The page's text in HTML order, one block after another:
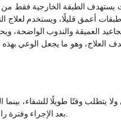
يستهدف الطبقة الخارجية فقط
أعمق قليلًا، ويستخدم لعلاج
العميقة والندوب الواضحة،
العلاج، وهو ما يجعل الوعي
يتطلب وقتًا طويلًا للشفاء،
بعد الإجراء وفترة راحة أطول. كل نوع له دوره في تحسين مظهر البشرة حسب الحالة.